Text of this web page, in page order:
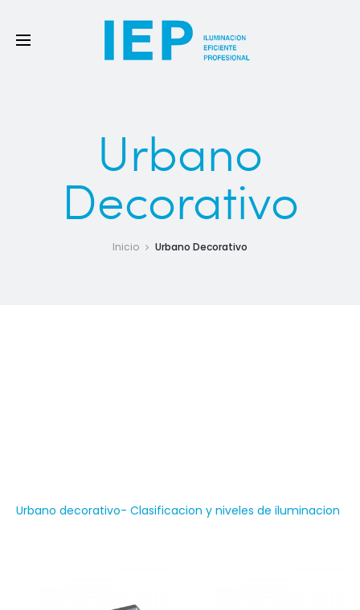
Urbano
Decorativo
Inicio Urbano Decorativo
Urbano decorativo- Clasificacion y niveles de iluminacion